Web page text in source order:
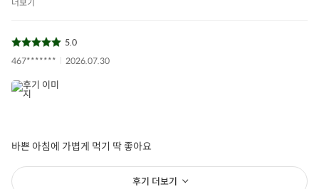
더보기
5.0
467*******
2026.07.30
바쁜 아침에 가볍게 먹기 딱 좋아요
후기 더보기